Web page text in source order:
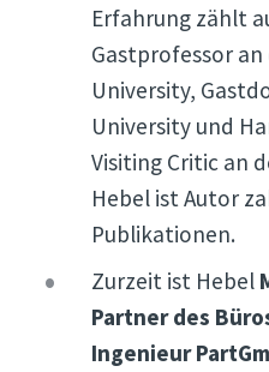
Erfahrung zählt
Gastprofessor an
University,
University und
Visiting Critic an
Hebel ist Autor
Publikationen.
Zurzeit ist Hebel
Partner des
Ingenieur